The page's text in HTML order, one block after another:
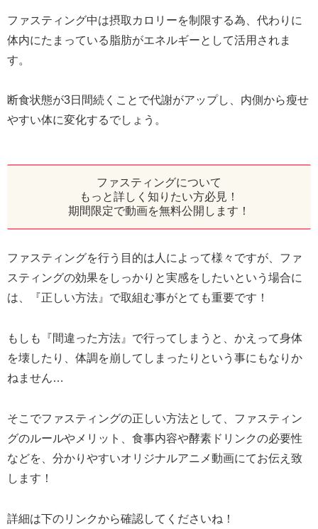
ファスティング中は摂取カロリーを制限する為、代わりに
体内にたまっている脂肪がエネルギーとして活用されま
す。
断食状態が3日間続くことで代謝がアップし、内側から瘦せ
やすい体に変化するでしょう。
ファスティングについて
もっと詳しく知りたい方必見！
期間限定で動画を無料公開します！
ファスティングを行う目的は人によって様々ですが、ファ
スティングの効果をしっかりと実感をしたいという場合に
は、『正しい方法』で取組む事がとても重要です！
もしも『間違った方法』で行ってしまうと、かえって身体
を壊したり、体調を崩してしまったりという事にもなりか
ねません…
そこでファスティングの正しい方法として、ファスティン
グのルールやメリット、食事内容や酵素ドリンクの必要性
などを、分かりやすいオリジナルアニメ動画にてお伝え致
します！
詳細は下のリンクから確認してくださいね！